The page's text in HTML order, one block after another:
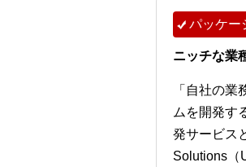
パッケー
ニッチな業
「自社の
ムを開発す
発サービス
Solutions（